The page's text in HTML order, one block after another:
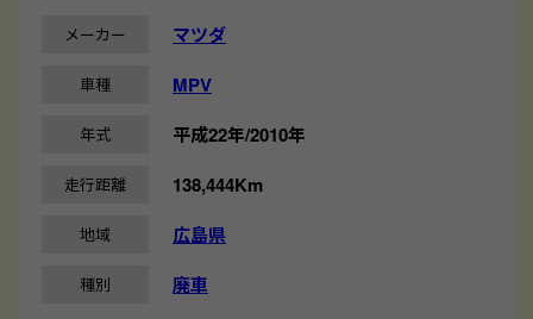
メーカー マツダ
車種 MPV
年式 平成22年/2010年
走行距離 138,444Km
地域 広島県
種別 廃車